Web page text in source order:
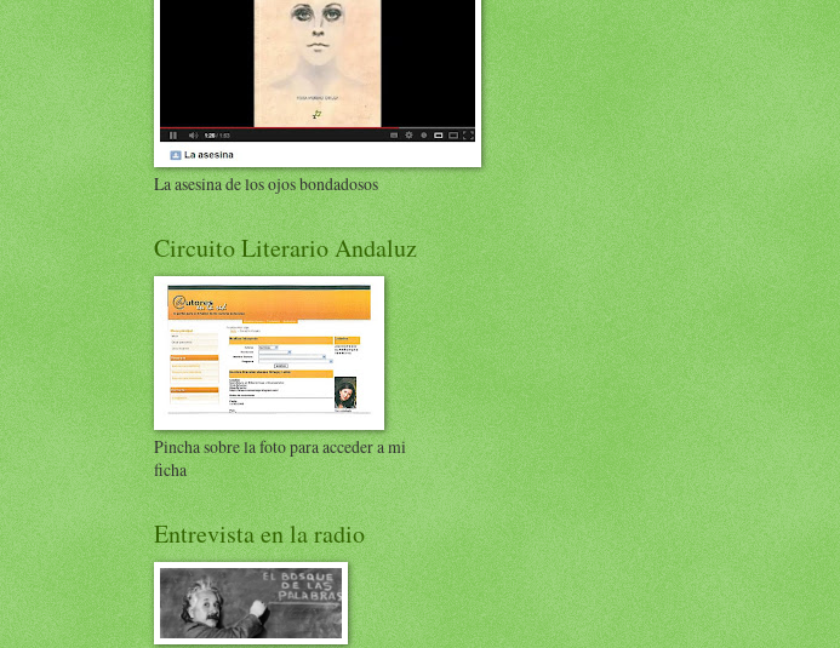
La asesina de los ojos bondadosos
Circuito Literario Andaluz
Pincha sobre la foto para acceder a mi
ficha
Entrevista en la radio